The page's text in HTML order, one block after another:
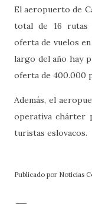
El aeropuerto de
total de 16 rutas
oferta de vuelos
largo del año hay
oferta de 400.000
Además, el
operativa chárter
turistas eslovacos.
Publicado por Noticias